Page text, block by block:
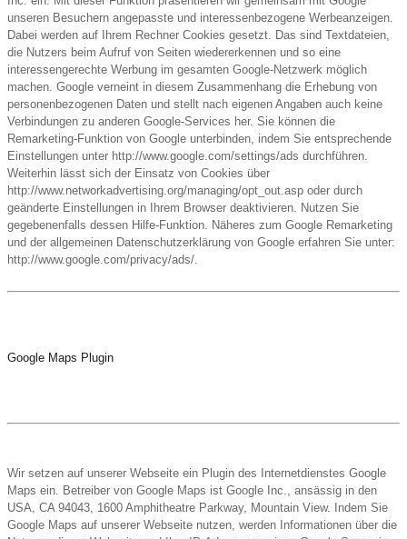
unseren Besuchern angepasste und interessenbezogene Werbeanzeigen.
Dabei werden auf Ihrem Rechner Cookies gesetzt. Das sind Textdateien,
die Nutzers beim Aufruf von Seiten wiedererkennen und so eine
interessengerechte Werbung im gesamten Google-Netzwerk möglich
machen. Google verneint in diesem Zusammenhang die Erhebung von
personenbezogenen Daten und stellt nach eigenen Angaben auch keine
Verbindungen zu anderen Google-Services her. Sie können die
Remarketing-Funktion von Google unterbinden, indem Sie entsprechende
Einstellungen unter http://www.google.com/settings/ads durchführen.
Weiterhin lässt sich der Einsatz von Cookies über
http://www.networkadvertising.org/managing/opt_out.asp oder durch
geänderte Einstellungen in Ihrem Browser deaktivieren. Nutzen Sie
gegebenenfalls dessen Hilfe-Funktion. Näheres zum Google Remarketing
und der allgemeinen Datenschutzerklärung von Google erfahren Sie unter:
http://www.google.com/privacy/ads/.
Google Maps Plugin
Wir setzen auf unserer Webseite ein Plugin des Internetdienstes Google
Maps ein. Betreiber von Google Maps ist Google Inc., ansässig in den
USA, CA 94043, 1600 Amphitheatre Parkway, Mountain View. Indem Sie
Google Maps auf unserer Webseite nutzen, werden Informationen über die